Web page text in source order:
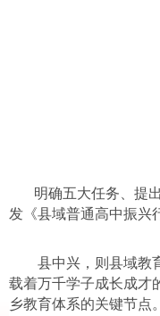
明确五大任务、提出
发《县域普通高中振兴
县中兴，则县域教育
载着万千学子成长成才
乡教育体系的关键节点